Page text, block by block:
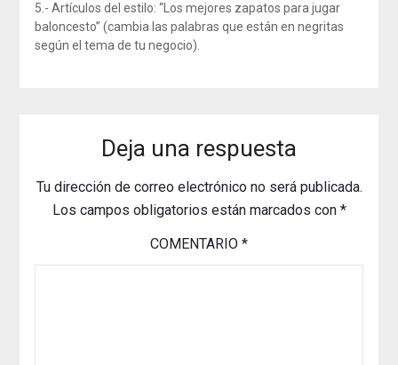
5.- Artículos del estilo: “Los mejores zapatos para jugar
baloncesto” (cambia las palabras que están en negritas
según el tema de tu negocio).
Deja una respuesta
Tu dirección de correo electrónico no será publicada.
Los campos obligatorios están marcados con *
COMENTARIO *